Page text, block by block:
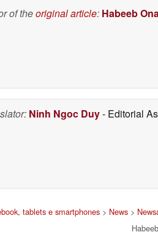
of theoriginal article: Habeeb
Ninh Ngoc Duy- Editorial
tablets e smartphones > News >